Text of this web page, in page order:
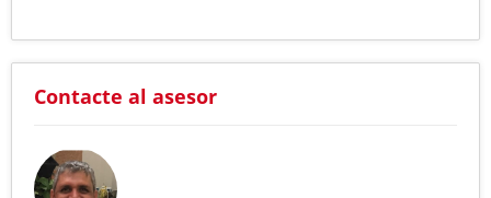
Contacte al asesor